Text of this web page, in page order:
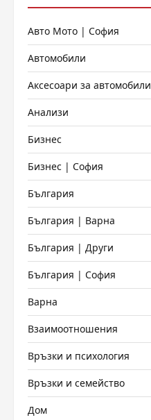
Авто Мото | София
Автомобили
Аксесоари за автомобили
Анализи
Бизнес
Бизнес | София
България
България | Варна
България | Други
България | София
Варна
Взаимоотношения
Връзки и психология
Връзки и семейство
Дом